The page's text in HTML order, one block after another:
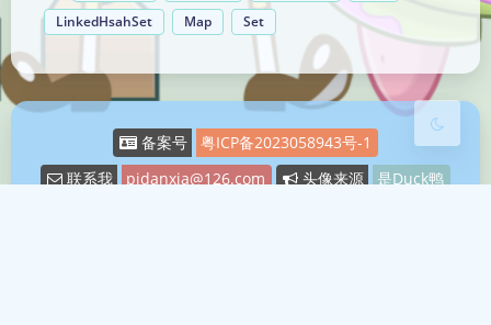
浅阴影
关闭 日落 暗化 灰度
LinkedHsahSet
Map Set
备案号
粤ICP备2023058943号-1
联系我
pidanxia@126.com 头像来源 是Duck鸭